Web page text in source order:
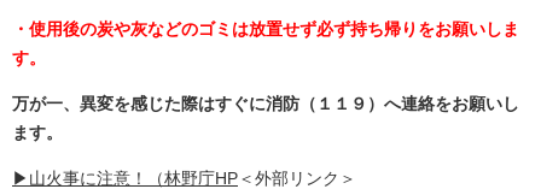
・使用後の炭や灰などのゴミは放置せず必ず持ち帰りをお願いしま
す。
万が一、異変を感じた際はすぐに消防（１１９）へ連絡をお願いし
ます。
▶山火事に注意！（林野庁HP＜外部リンク＞